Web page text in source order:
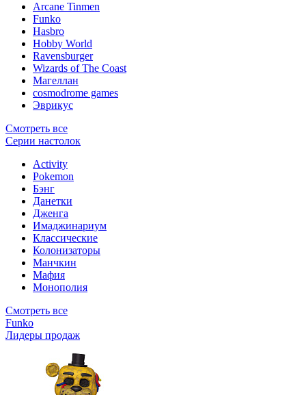
Arcane Tinmen
Funko
Hasbro
Hobby World
Ravensburger
Wizards of The Coast
Магеллан
сosmodrome games
Эврикус
Смотреть все
Серии настолок
Activity
Pokemon
Бэнг
Данетки
Дженга
Имаджинариум
Классические
Колонизаторы
Манчкин
Мафия
Монополия
Смотреть все
Funko
Лидеры продаж